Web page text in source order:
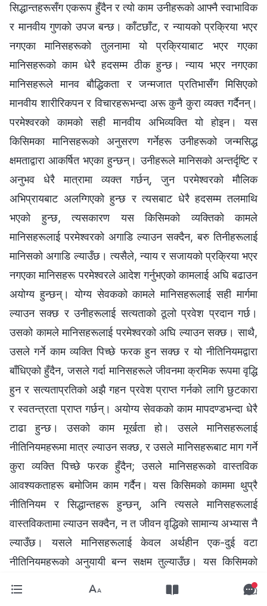
सिद्धान्तहरूसँग एकरूप हुँदैन र त्यो काम उनीहरूको आफ्नै स्वाभाविक
र मानवीय गुणको उपज बन्छ। काँटछाँट, र न्यायको प्रक्रिया भएर
नगएका मानिसहरूको तुलनामा यो प्रक्रियाबाट भएर गएका
मानिसहरूको काम धेरै हदसम्म ठीक हुन्छ। न्याय भएर नगएका
मानिसहरूले मानव बौद्धिकता र जन्‍मजात प्रतिभासँग मिसिएको
मानवीय शारीरिकपन र विचारहरूभन्दा अरू कुनै कुरा व्यक्त गर्दैनन्।
परमेश्‍वरको कामको सही मानवीय अभिव्यक्ति यो होइन। यस
किसिमका मानिसहरूको अनुसरण गर्नेहरू उनीहरूको जन्मसिद्ध
क्षमताद्वारा आकर्षित भएका हुन्छन्। उनीहरूले मानिसको अन्तर्दृष्‍टि र
अनुभव धेरै मात्रामा व्यक्त गर्छन्, जुन परमेश्‍वरको मौलिक
अभिप्रायबाट अलग्गिएको हुन्छ र त्यसबाट धेरै हदसम्म तलमाथि
भएको हुन्छ, त्यसकारण यस किसिमको व्यक्तिको कामले
मानिसहरूलाई परमेश्‍वरको अगाडि ल्याउन सक्दैन, बरु तिनीहरूलाई
मानिसको अगाडि ल्याउँछ। त्यसैले, न्याय र सजायको प्रक्रिया भएर
नगएका मानिसहरू परमेश्‍वरले आदेश गर्नुभएको कामलाई अघि बढाउन
अयोग्य हुन्छन्। योग्य सेवकको कामले मानिसहरूलाई सही मार्गमा
ल्याउन सक्छ र उनीहरूलाई सत्यताको ठूलो प्रवेश प्रदान गर्छ।
उसको कामले मानिसहरूलाई परमेश्‍वरको अघि ल्याउन सक्छ। साथै,
उसले गर्ने काम व्यक्ति पिच्छे फरक हुन सक्छ र यो नीतिनियमद्वारा
बाँधिएको हुँदैन, जसले गर्दा मानिसहरूले जीवनमा क्रमिक रूपमा वृद्धि
हुन र सत्यताप्रतिको अझै गहन प्रवेश प्राप्त गर्नको लागि छुटकारा
र स्वतन्‍त्रता प्राप्त गर्छन्। अयोग्य सेवकको काम मापदण्डभन्दा धेरै
टाढा हुन्छ। उसको काम मूर्खता हो। उसले मानिसहरूलाई
नीतिनियमहरूमा मात्र ल्याउन सक्छ, र उसले मानिसहरूबाट माग गर्ने
कुरा व्यक्ति पिच्छे फरक हुँदैन; उसले मानिसहरूको वास्तविक
आवश्‍यकताहरू बमोजिम काम गर्दैन। यस किसिमको काममा थुप्रै
नीतिनियम र सिद्धान्तहरू हुन्छन्, अनि त्यसले मानिसहरूलाई
वास्तविकतामा ल्याउन सक्दैन, न त जीवन वृद्धिको सामान्य अभ्यास नै
ल्याउँछ। यसले मानिसहरूलाई केवल अर्थहीन एक-दुई वटा
नीतिनियमहरूको अनुयायी बन्‍न सक्षम तुल्याउँछ। यस किसिमको
अगुवाइले मानिसहरूलाई अन्यत्रै डोर्‍याउन सक्छ। उसले तँलाई
आफूजस्तै बनाउँछ; उसले तँलाई उसँग जे छ र ऊ जो हो त्यस्तै